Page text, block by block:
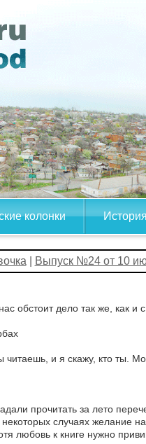
колонки
Выпуск №24 от 10
обстоит дело так же, как
читаешь, и я скажу, кто ты.
прочитать за лето
случаях желание
любовь к книге нужно